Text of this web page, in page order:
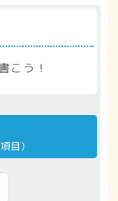
こう！
目）